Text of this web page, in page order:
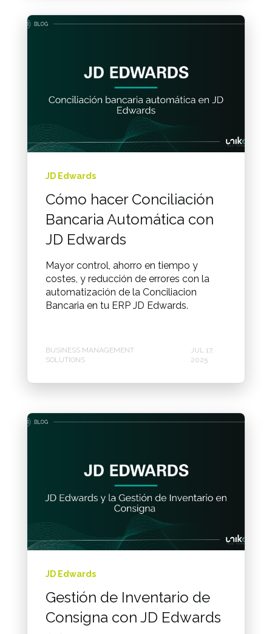
JD Edwards
Cómo hacer Conciliación
Bancaria Automática con
JD Edwards
Mayor control, ahorro en tiempo y
costes, y reducción de errores con la
automatización de la Conciliacion
Bancaria en tu ERP JD Edwards.
BUSINESS MANAGEMENT
SOLUTIONS
JUL 17,
2025
JD Edwards
Gestión de Inventario de
Consigna con JD Edwards